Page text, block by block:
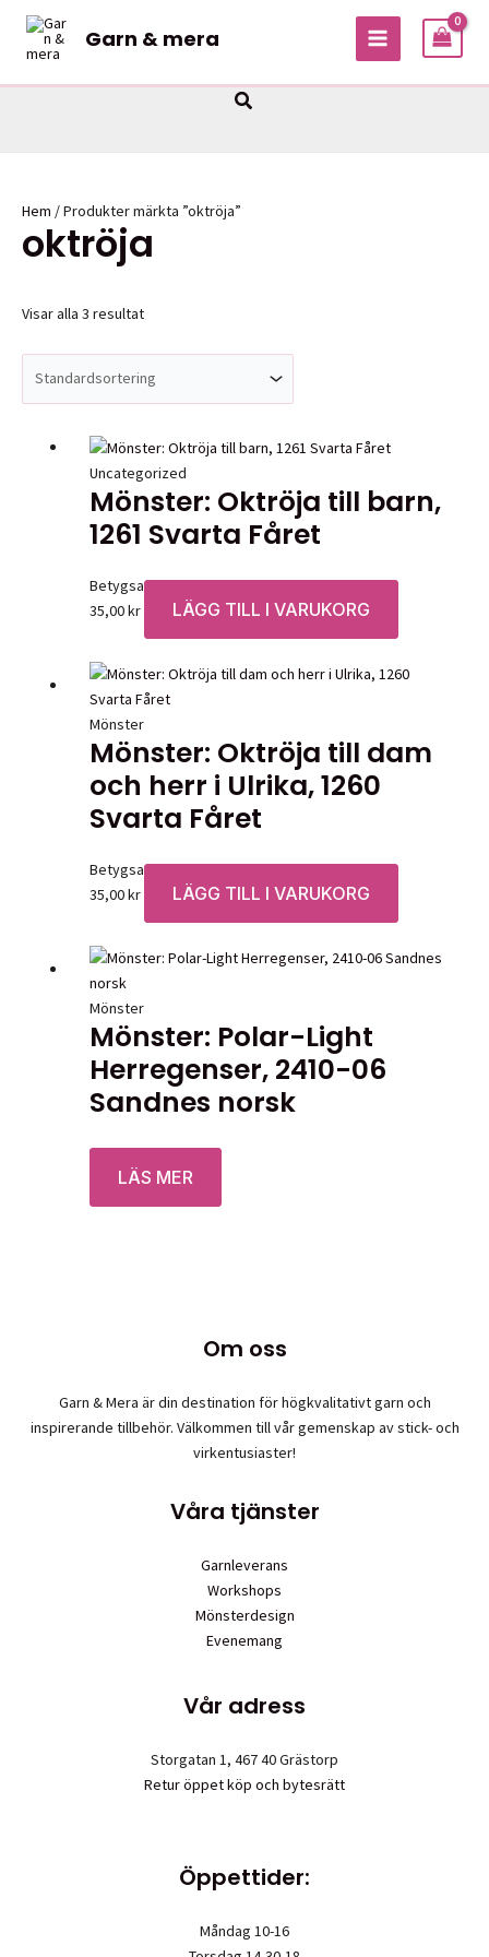
Hoppa
innehåll
Garn & mera
MAIN
Sök
Hem / Produkter märkta ”oktröja”
oktröja
Visar alla 3 resultat
Uncategorized
Mönster: Oktröja till barn,
1261 Svarta Fåret
Betygsatt0av 5
35,00kr LÄGG TILL I VARUKORG
Mönster
Mönster: Oktröja till dam
och herr i Ulrika, 1260
Svarta Fåret
Betygsatt0av 5
35,00kr LÄGG TILL I VARUKORG
Mönster
Mönster: Polar-Light
Herregenser, 2410-06
Sandnes norsk
Betygsatt0av 5
LÄS MER
Om oss
Garn & Mera är din destination för högkvalitativt garn och
inspirerande tillbehör. Välkommen till vår gemenskap av stick- och
virkentusiaster!
Våra tjänster
Garnleverans
Workshops
Mönsterdesign
Evenemang
Vår adress
Storgatan 1, 467 40 Grästorp
Retur öppet köp och bytesrätt
Öppettider:
Måndag 10-16